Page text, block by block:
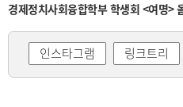
경제정치사회융합학부 학생회 <여명>
인스타그램 링크트리